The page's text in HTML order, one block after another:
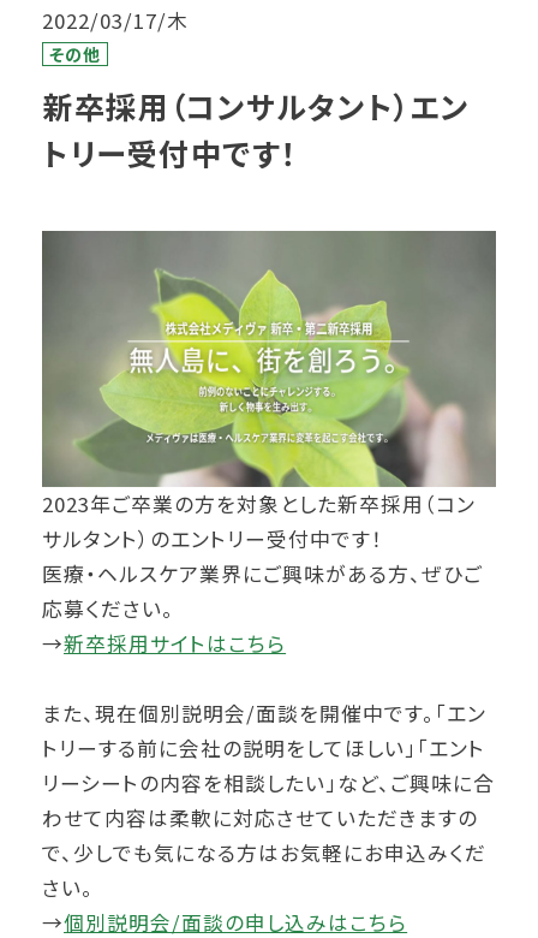
2022/03/17/木
その他
新卒採用（コンサルタント）エン
トリー受付中です！
2023年ご卒業の方を対象とした新卒採用（コン
サルタント）のエントリー受付中です！
医療・ヘルスケア業界にご興味がある方、ぜひご
応募ください。
→新卒採用サイトはこちら
また、現在個別説明会/面談を開催中です。「エン
トリーする前に会社の説明をしてほしい」「エント
リーシートの内容を相談したい」など、ご興味に合
わせて内容は柔軟に対応させていただきますの
で、少しでも気になる方はお気軽にお申込みくだ
さい。
→個別説明会/面談の申し込みはこちら